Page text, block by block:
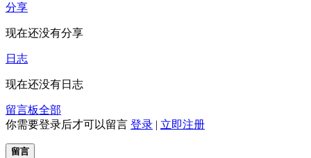
分享
现在还没有分享
日志
现在还没有日志
留言板全部
你需要登录后才可以留言 登录 | 立即注册
留言